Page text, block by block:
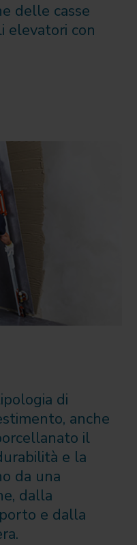
delle casse
elevatori con
di
anche
il
e la
da una
dalla
e dalla